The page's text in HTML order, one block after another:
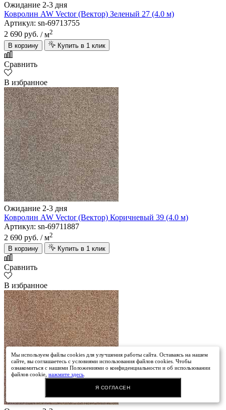
Ожидание 2-3 дня
Ковролин AW Vector (Вектор) Зеленый 27 (4.0 м)
Артикул: sn-69713755
2 690 руб. / м2
В корзину
Купить в 1 клик
Сравнить
В избранное
Ожидание 2-3 дня
Ковролин AW Vector (Вектор) Коричневый 39 (4.0 м)
Артикул: sn-69711887
2 690 руб. / м2
В корзину
Купить в 1 клик
Сравнить
В избранное
Мы используем файлы cookies для улучшения работы сайта. Оставаясь на нашем
сайте, вы соглашаетесь с условиями использования файлов cookies. Чтобы
ознакомиться с нашими Положениями о конфиденциальности и об использовании
файлов cookie,нажмите здесь
Я СОГЛАСЕН